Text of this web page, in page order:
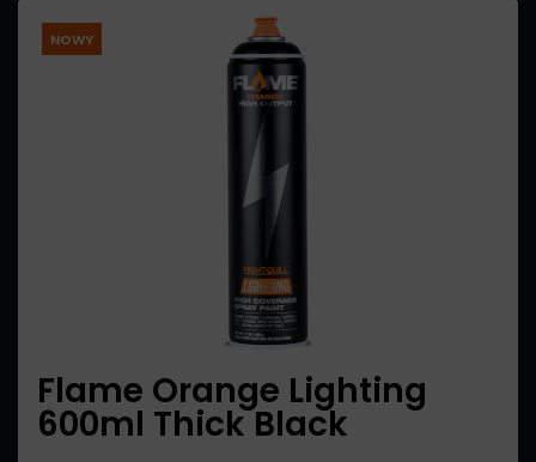
Flame Orange Lighting
600ml Thick Black
NOWY